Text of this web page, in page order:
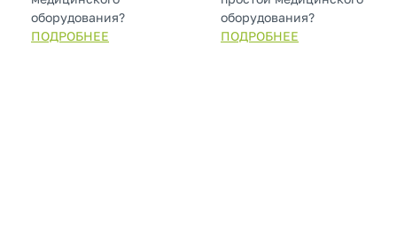
оборудования?
ПОДРОБНЕЕ
оборудования?
ПОДРОБНЕЕ